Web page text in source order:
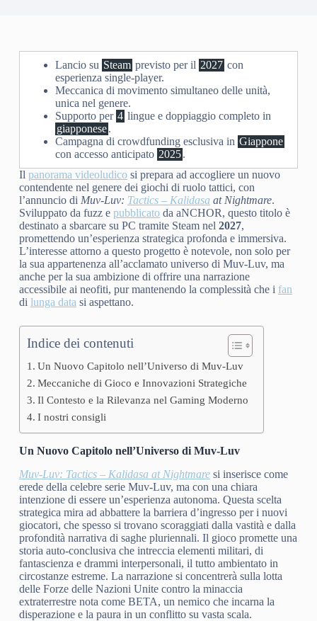
Lancio su Steam previsto per il 2027 con
esperienza single-player.
Meccanica di movimento simultaneo delle unità,
unica nel genere.
Supporto per 4 lingue e doppiaggio completo in
giapponese.
Campagna di crowdfunding esclusiva in Giappone
con accesso anticipato 2025.
Il panorama videoludicosi prepara ad accogliere un nuovo
contendente nel genere dei giochi di ruolo tattici, con
l’annuncio di Muv-Luv: Tactics – Kalidasaat Nightmare.
Sviluppato da fuzz e pubblicatoda aNCHOR, questo titolo è
destinato a sbarcare su PC tramite Steam nel 2027,
promettendo un’esperienza strategica profonda e immersiva.
L’interesse attorno a questo progetto è notevole, non solo per
la sua appartenenza all’acclamato universo di Muv-Luv, ma
anche per la sua ambizione di offrire una narrazione
accessibile ai neofiti, pur mantenendo la complessità che i fan
di lunga data si aspettano.
Indice dei contenuti
Un Nuovo Capitolo nell’Universo di Muv-Luv
Meccaniche di Gioco e Innovazioni Strategiche
Il Contesto e la Rilevanza nel Gaming Moderno
I nostri consigli
Un Nuovo Capitolo nell’Universo di Muv-Luv
Muv-Luv: Tactics – Kalidasa at Nightmaresi inserisce come
erede della celebre serie Muv-Luv, ma con una chiara
intenzione di essere un’esperienza autonoma. Questa scelta
strategica mira ad abbattere la barriera d’ingresso per i nuovi
giocatori, che spesso si trovano scoraggiati dalla vastità e dalla
profondità narrativa di saghe pluriennali. Il gioco promette una
storia auto-conclusiva che intreccia elementi militari, di
fantascienza e drammi interpersonali, il tutto ambientato in
circostanze estreme. La narrazione si concentrerà sulla lotta
delle Forze delle Nazioni Unite contro la minaccia
extraterrestre nota come BETA, un nemico che incarna la
disperazione e la paura in un conflitto su vasta scala.